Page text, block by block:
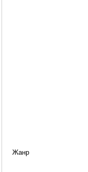
Жанр